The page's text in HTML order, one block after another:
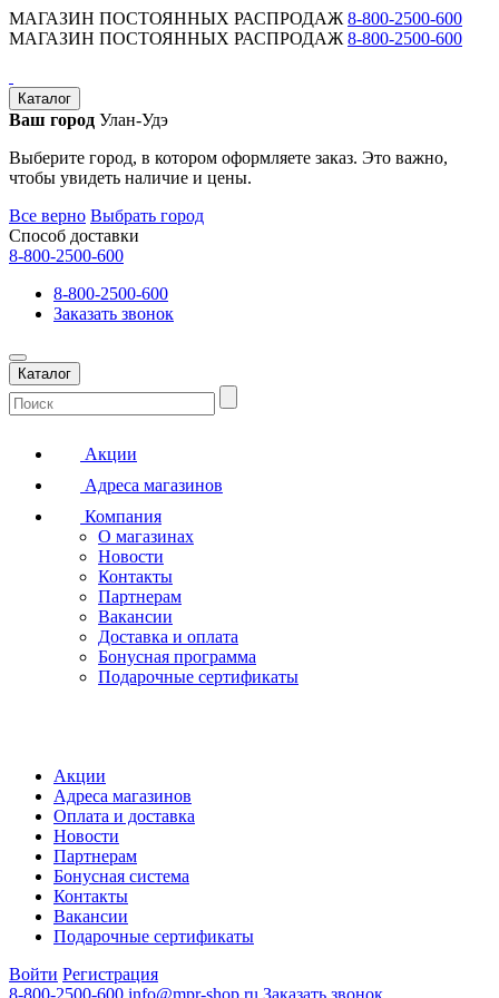
МАГАЗИН ПОСТОЯННЫХ РАСПРОДАЖ 8-800-2500-600
МАГАЗИН ПОСТОЯННЫХ РАСПРОДАЖ 8-800-2500-600
Каталог
Ваш город Улан-Удэ
Выберите город, в котором оформляете заказ. Это важно,
чтобы увидеть наличие и цены.
Все верно Выбрать город
Способ доставки
8-800-2500-600
8-800-2500-600
Заказать звонок
Каталог
Акции
Адреса магазинов
Компания
О магазинах
Новости
Контакты
Партнерам
Вакансии
Доставка и оплата
Бонусная программа
Подарочные сертификаты
Акции
Адреса магазинов
Оплата и доставка
Новости
Партнерам
Бонусная система
Контакты
Вакансии
Подарочные сертификаты
Войти Регистрация
8-800-2500-600 info@mpr-shop.ru Заказать звонок